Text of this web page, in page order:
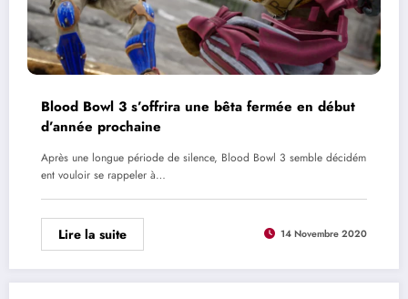
Blood Bowl 3 s’offrira une bêta fermée en début
d’année prochaine
Après une longue période de silence, Blood Bowl 3 semble décidém
ent vouloir se rappeler à…
Lire la suite 14 Novembre 2020